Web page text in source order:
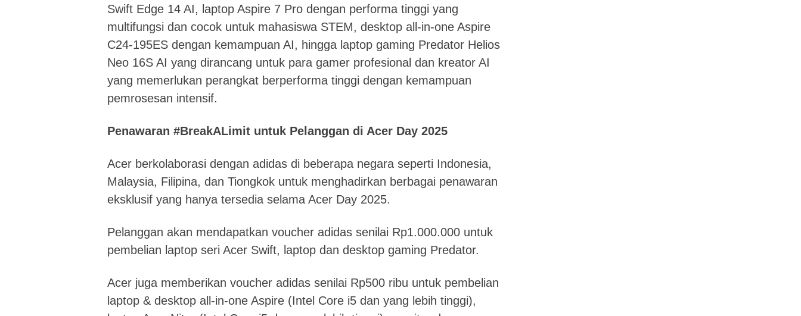
Swift Edge 14 AI, laptop Aspire 7 Pro dengan performa tinggi yang
multifungsi dan cocok untuk mahasiswa STEM, desktop all-in-one Aspire
C24-195ES dengan kemampuan AI, hingga laptop gaming Predator Helios
Neo 16S AI yang dirancang untuk para gamer profesional dan kreator AI
yang memerlukan perangkat berperforma tinggi dengan kemampuan
pemrosesan intensif.
Penawaran #BreakALimit untuk Pelanggan di Acer Day 2025
Acer berkolaborasi dengan adidas di beberapa negara seperti Indonesia,
Malaysia, Filipina, dan Tiongkok untuk menghadirkan berbagai penawaran
eksklusif yang hanya tersedia selama Acer Day 2025.
Pelanggan akan mendapatkan voucher adidas senilai Rp1.000.000 untuk
pembelian laptop seri Acer Swift, laptop dan desktop gaming Predator.
Acer juga memberikan voucher adidas senilai Rp500 ribu untuk pembelian
laptop & desktop all-in-one Aspire (Intel Core i5 dan yang lebih tinggi),